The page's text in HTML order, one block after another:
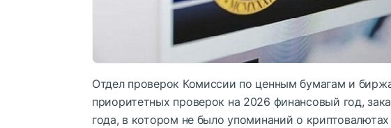
Отдел проверок Комиссии по ценным бумагам и
приоритетных проверок на 2026 финансовый год,
года, в котором не было упоминаний о